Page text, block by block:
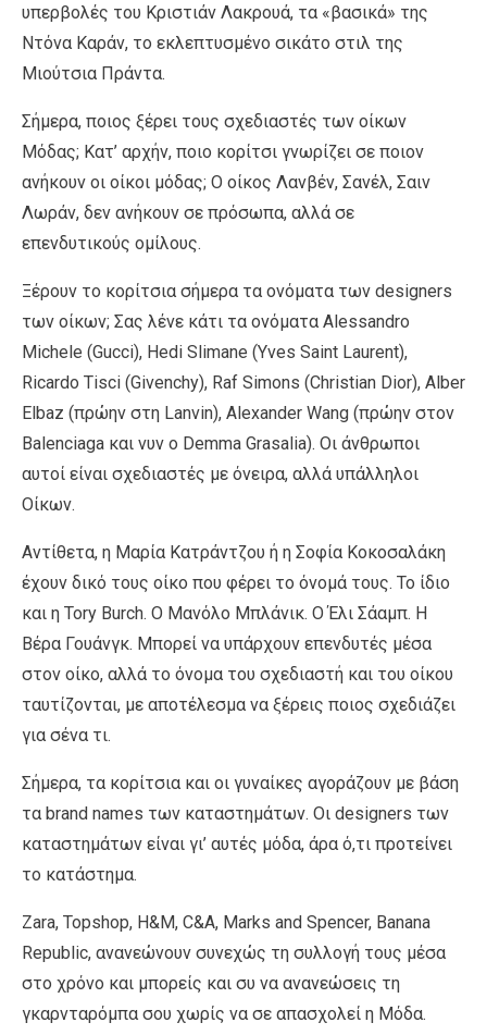
υπερβολές του Κριστιάν Λακρουά, τα «βασικά» της
Ντόνα Καράν, το εκλεπτυσμένο σικάτο στιλ της
Μιούτσια Πράντα.
Σήμερα, ποιος ξέρει τους σχεδιαστές των οίκων
Μόδας; Κατ’ αρχήν, ποιο κορίτσι γνωρίζει σε ποιον
ανήκουν οι οίκοι μόδας; Ο οίκος Λανβέν, Σανέλ, Σαιν
Λωράν, δεν ανήκουν σε πρόσωπα, αλλά σε
επενδυτικούς ομίλους.
Ξέρουν το κορίτσια σήμερα τα ονόματα των designers
των οίκων; Σας λένε κάτι τα ονόματα Alessandro
Michele (Gucci), Hedi Slimane (Yves Saint Laurent),
Ricardo Tisci (Givenchy), Raf Simons (Christian Dior), Alber
Elbaz (πρώην στη Lanvin), Alexander Wang (πρώην στον
Balenciaga και νυν ο Demma Grasalia). Οι άνθρωποι
αυτοί είναι σχεδιαστές με όνειρα, αλλά υπάλληλοι
Οίκων.
Αντίθετα, η Μαρία Κατράντζου ή η Σοφία Κοκοσαλάκη
έχουν δικό τους οίκο που φέρει το όνομά τους. Το ίδιο
και η Tory Burch. Ο Μανόλο Μπλάνικ. Ο Έλι Σάαμπ. Η
Βέρα Γουάνγκ. Μπορεί να υπάρχουν επενδυτές μέσα
στον οίκο, αλλά το όνομα του σχεδιαστή και του οίκου
ταυτίζονται, με αποτέλεσμα να ξέρεις ποιος σχεδιάζει
για σένα τι.
Σήμερα, τα κορίτσια και οι γυναίκες αγοράζουν με βάση
τα brand names των καταστημάτων. Οι designers των
καταστημάτων είναι γι’ αυτές μόδα, άρα ό,τι προτείνει
το κατάστημα.
Zara, Topshop, H&M, C&A, Marks and Spencer, Banana
Republic, ανανεώνουν συνεχώς τη συλλογή τους μέσα
στο χρόνο και μπορείς και συ να ανανεώσεις τη
γκαρνταρόμπα σου χωρίς να σε απασχολεί η Μόδα.